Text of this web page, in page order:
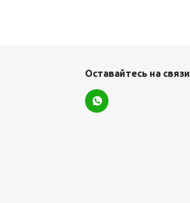
Оставайтесь на связи